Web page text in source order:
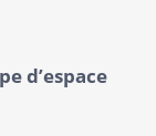
d’espace